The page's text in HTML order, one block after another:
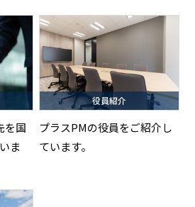
を国
ま
役員紹介
プラスPMの役員をご紹介し
ています。